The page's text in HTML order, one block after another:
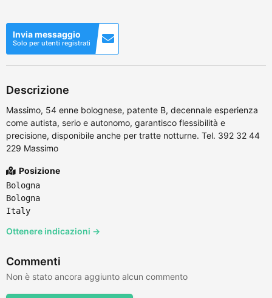
Invia messaggio
Solo per utenti registrati
Descrizione
Massimo, 54 enne bolognese, patente B, decennale esperienza
come autista, serio e autonomo, garantisco flessibilità e
precisione, disponibile anche per tratte notturne. Tel. 392 32 44
229 Massimo
Posizione
Bologna
Bologna
Italy
Ottenere indicazioni →
Commenti
Non è stato ancora aggiunto alcun commento